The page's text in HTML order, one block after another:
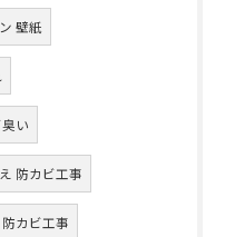
壁紙
い
防カビ工事
カビ工事